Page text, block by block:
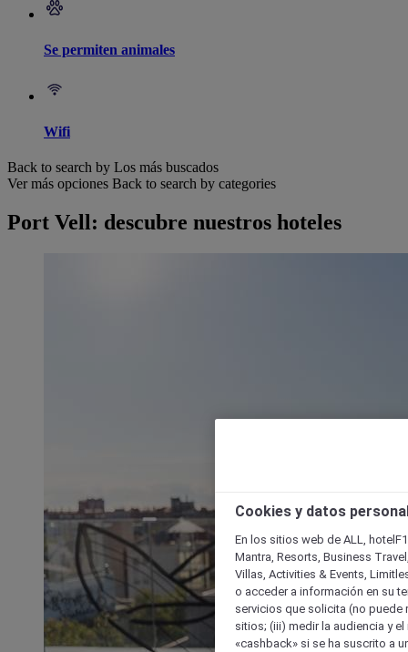
Se permiten animales
Wifi
Back to search by Los más buscados
Ver más opciones Back to search by categories
Port Vell: descubre nuestros hoteles
Cookies y datos
En los sitios web de ALL,
Mantra, Resorts, Business
Villas, Activities & Events,
o acceder a información en su
servicios que solicita (no puede
sitios; (iii) medir la audiencia y
«cashback» si se ha suscrito a